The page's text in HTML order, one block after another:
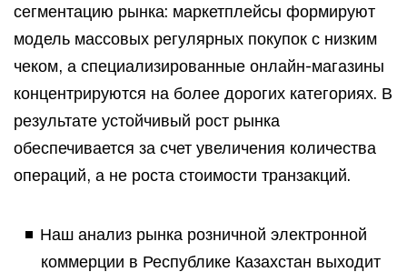
сегментацию рынка: маркетплейсы формируют
модель массовых регулярных покупок с низким
чеком, а специализированные онлайн-магазины
концентрируются на более дорогих категориях. В
результате устойчивый рост рынка
обеспечивается за счет увеличения количества
операций, а не роста стоимости транзакций.
Наш анализ рынка розничной электронной
коммерции в Республике Казахстан выходит